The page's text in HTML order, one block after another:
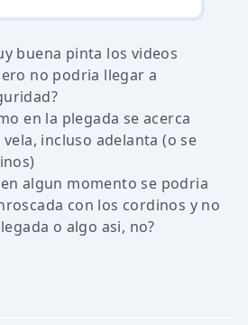
buena pinta los videos
no podria llegar a
en la plegada se acerca
incluso adelanta (o se
algun momento se podria
con los cordinos y no
o algo asi, no?